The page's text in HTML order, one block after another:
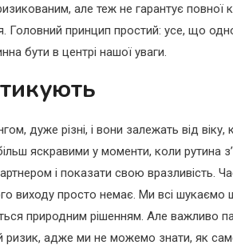
але теж не гарантує повної
принцип простий: усе, що
бути в центрі нашої уваги.
дуже різні, і вони залежать від віку,
яскравими у моменти, коли рутина
і показати свою вразливість.
виходу просто немає. Ми всі шукаємо
природним рішенням. Але важливо
ризик, адже ми не можемо знати, як